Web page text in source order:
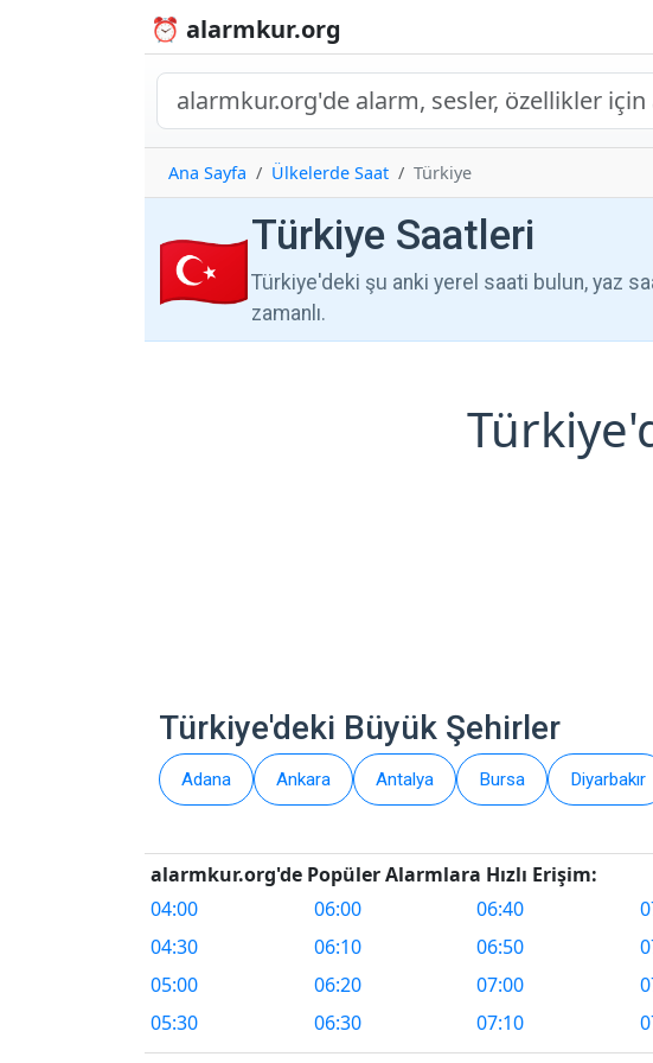
⏰ alarmkur.org
Ana Sayfa Ülkelerde Saat Türkiye
🇹🇷Türkiye Saatleri
Türkiye'deki şu anki yerel saati bulun, yaz
zamanlı.
Türkiye'deki Büyük Şehirler
Adana Ankara Antalya Bursa Diyarbakır
alarmkur.org'de Popüler Alarmlara Hızlı Erişim:
04:00
04:30
05:00
05:30
06:00
06:10
06:20
06:30
06:40
06:50
07:00
07:10